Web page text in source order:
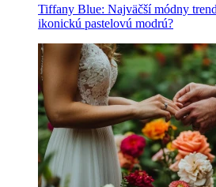
Tiffany Blue: Najväčší módny
ikonickú pastelovú modrú?